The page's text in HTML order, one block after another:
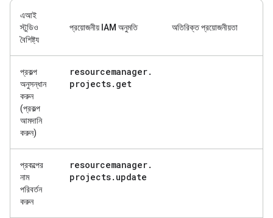
এআই
স্টুডিও
বৈশিষ্ট্য
প্রয়োজনীয় IAM অনুমতি অতিরিক্ত প্রয়োজনীয়তা
প্রকল্প
অনুসন্ধান
করুন
(প্রকল্প
আমদানি
করুন)
resourcemanager.
projects. get
প্রকল্পের
নাম
পরিবর্তন
করুন
resourcemanager.
projects. update